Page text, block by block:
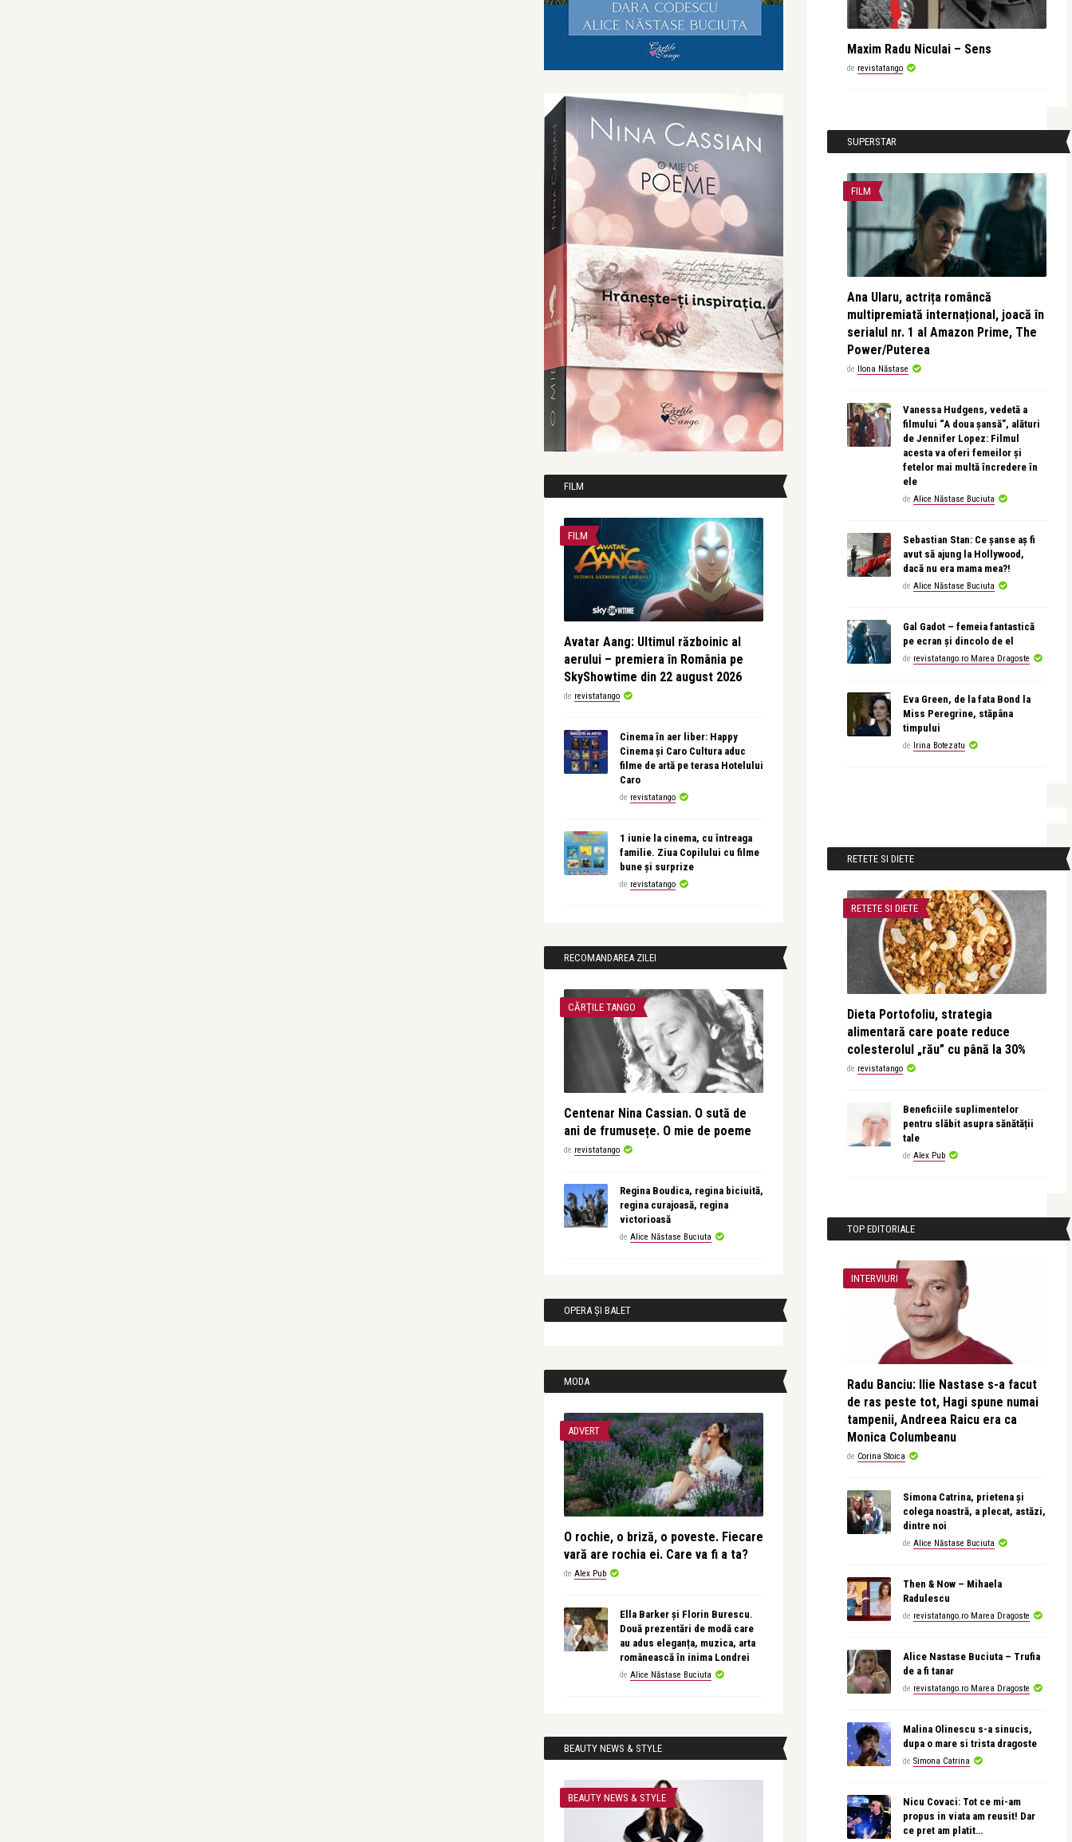
FILM
FILM
Avatar Aang: Ultimul războinic al
aerului – premiera în România pe
SkyShowtime din 22 august 2026
de revistatango
Cinema în aer liber: Happy
Cinema și Caro Cultura aduc
filme de artă pe terasa Hotelului
Caro
de revistatango
1 iunie la cinema, cu întreaga
familie. Ziua Copilului cu filme
bune și surprize
de revistatango
RECOMANDAREA ZILEI
CĂRȚILE TANGO
Centenar Nina Cassian. O sută de
ani de frumusețe. O mie de poeme
de revistatango
Regina Boudica, regina biciuită,
regina curajoasă, regina
victorioasă
de Alice Năstase Buciuta
OPERA ȘI BALET
MODA
ADVERT
O rochie, o briză, o poveste. Fiecare
vară are rochia ei. Care va fi a ta?
de Alex Pub
Ella Barker și Florin Burescu.
Două prezentări de modă care
au adus eleganța, muzica, arta
românească în inima Londrei
de Alice Năstase Buciuta
BEAUTY NEWS & STYLE
BEAUTY NEWS & STYLE
Maxim Radu Niculai – Sens
de revistatango
SUPERSTAR
FILM
Ana Ularu, actrița româncă
multipremiată internațional, joacă în
serialul nr. 1 al Amazon Prime, The
Power/Puterea
de Ilona Năstase
Vanessa Hudgens, vedetă a
filmului “A doua șansă”, alături
de Jennifer Lopez: Filmul
acesta va oferi femeilor și
fetelor mai multă încredere în
ele
de Alice Năstase Buciuta
Sebastian Stan: Ce șanse aș fi
avut să ajung la Hollywood,
dacă nu era mama mea?!
de Alice Năstase Buciuta
Gal Gadot – femeia fantastică
pe ecran și dincolo de el
de revistatango.ro Marea Dragoste
Eva Green, de la fata Bond la
Miss Peregrine, stăpâna
timpului
de Irina Botezatu
RETETE SI DIETE
RETETE SI DIETE
Dieta Portofoliu, strategia
alimentară care poate reduce
colesterolul „rău” cu până la 30%
de revistatango
Beneficiile suplimentelor
pentru slăbit asupra sănătății
tale
de Alex Pub
TOP EDITORIALE
INTERVIURI
Radu Banciu: Ilie Nastase s-a facut
de ras peste tot, Hagi spune numai
tampenii, Andreea Raicu era ca
Monica Columbeanu
de Corina Stoica
Simona Catrina, prietena și
colega noastră, a plecat, astăzi,
dintre noi
de Alice Năstase Buciuta
Then & Now – Mihaela
Radulescu
de revistatango.ro Marea Dragoste
Alice Nastase Buciuta – Trufia
de a fi tanar
de revistatango.ro Marea Dragoste
Malina Olinescu s-a sinucis,
dupa o mare si trista dragoste
de Simona Catrina
Nicu Covaci: Tot ce mi-am
propus in viata am reusit! Dar
ce pret am platit…